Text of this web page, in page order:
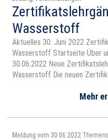
Wasserstoff
Aktuelles 30. Juni 2022
Wasserstoff Startseite Über
30.06.2022 Neue
Wasserstoff Die neuen
Mehr
Meldung vom 30.06.2022